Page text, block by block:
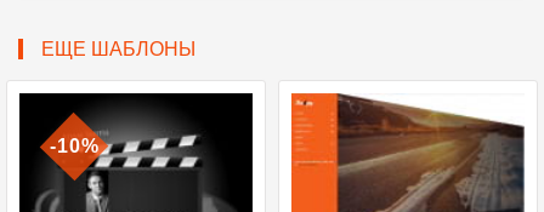
ЕЩЕ ШАБЛОНЫ
-10%